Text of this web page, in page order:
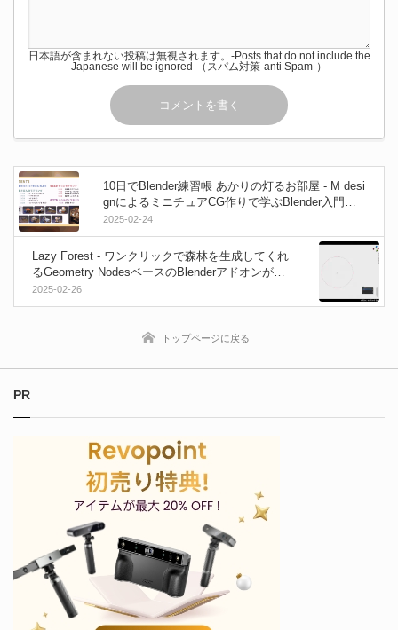
日本語が含まれない投稿は無視されます。-Posts that do not include the
Japanese will be ignored-（スパム対策-anti Spam-）
10日でBlender練習帳 あかりの灯るお部屋 - M desi
gnによるミニチュアCG作りで学ぶBlender入門書
第２弾！2025年3月6日発売！
2025-02-24
Lazy Forest - ワンクリックで森林を生成してくれ
るGeometry NodesベースのBlenderアドオンが登
場！
2025-02-26
トップページに戻る
PR